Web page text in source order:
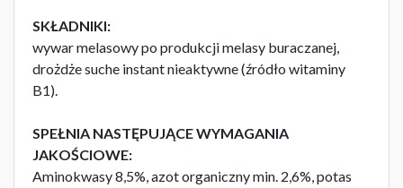
SKŁADNIKI:
wywar melasowy po produkcji melasy buraczanej,
drożdże suche instant nieaktywne (źródło witaminy
B1).
SPEŁNIA NASTĘPUJĄCE WYMAGANIA
JAKOŚCIOWE:
Aminokwasy 8,5%, azot organiczny min. 2,6%, potas